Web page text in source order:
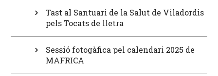
Tast al Santuari de la Salut de Viladordis
pels Tocats de lletra
Sessió fotogàfica pel calendari 2025 de
MAFRICA